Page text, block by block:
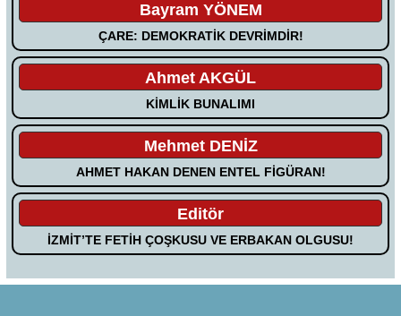
Bayram YÖNEM
ÇARE: DEMOKRATİK DEVRİMDİR!
Ahmet AKGÜL
KİMLİK BUNALIMI
Mehmet DENİZ
AHMET HAKAN DENEN ENTEL FİGÜRAN!
Editör
İZMİT’TE FETİH ÇOŞKUSU VE ERBAKAN OLGUSU!